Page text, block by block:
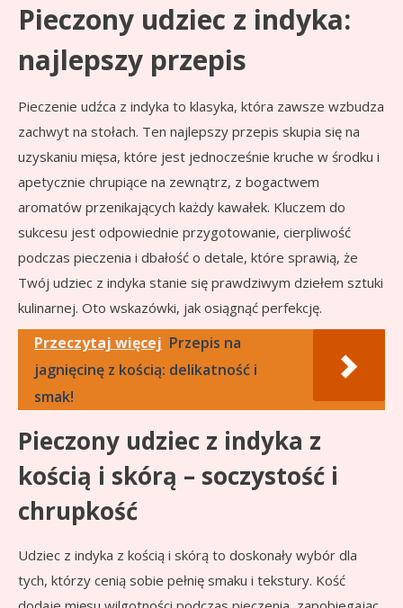
Pieczony udziec z indyka:
najlepszy przepis
Pieczenie udźca z indyka to klasyka, która zawsze wzbudza
zachwyt na stołach. Ten najlepszy przepis skupia się na
uzyskaniu mięsa, które jest jednocześnie kruche w środku i
apetycznie chrupiące na zewnątrz, z bogactwem
aromatów przenikających każdy kawałek. Kluczem do
sukcesu jest odpowiednie przygotowanie, cierpliwość
podczas pieczenia i dbałość o detale, które sprawią, że
Twój udziec z indyka stanie się prawdziwym dziełem sztuki
kulinarnej. Oto wskazówki, jak osiągnąć perfekcję.
Przeczytaj więcej Przepis na
jagnięcinę z kością: delikatność i
smak!
Pieczony udziec z indyka z
kością i skórą – soczystość i
chrupkość
Udziec z indyka z kością i skórą to doskonały wybór dla
tych, którzy cenią sobie pełnię smaku i tekstury. Kość